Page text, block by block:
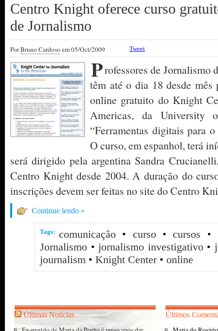
Centro Knight oferece curso
de Jornalismo
PorBruno Cardosoem 05/Oct/2009 Tweet
Professores de Jornalismo
têm até o dia 18 desde mês
online gratuito do Knight
Americas, da University
“Ferramentas digitais para
O curso, em espanhol, terá
será dirigido pela argentina Sandra
Centro Knight desde 2004. A duração do
inscrições devem ser feitas no site do Centro
Continue lendo »
Tags: comunicação • curso•cursos •
Jornalismo • jornalismo investigativo•
journalism • Knight Center• online
Últimas Notícias Últimos